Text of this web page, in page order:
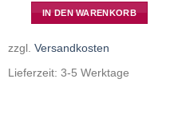
IN DEN WARENKORB
zzgl. Versandkosten
Lieferzeit: 3-5 Werktage